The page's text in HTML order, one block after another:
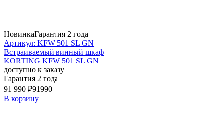
НовинкаГарантия 2 года
Артикул: KFW 501 SL GN
Встраиваемый винный шкаф
KORTING KFW 501 SL GN
доступно к заказу
Гарантия 2 года
91 990 ₽91990
В корзину